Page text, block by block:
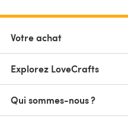
Votre achat
Explorez LoveCrafts
Qui sommes-nous ?